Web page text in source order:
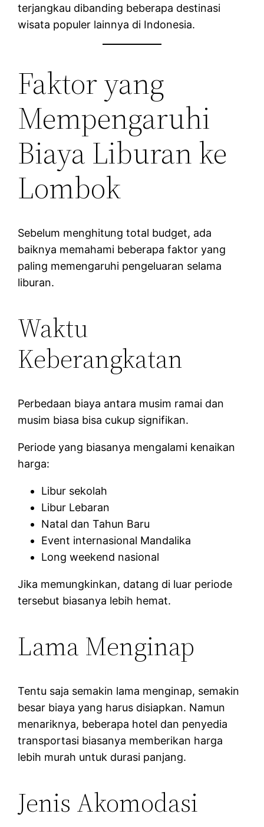
terjangkau dibanding beberapa destinasi
wisata populer lainnya di Indonesia.
Faktor yang
Mempengaruhi
Biaya Liburan ke
Lombok
Sebelum menghitung total budget, ada
baiknya memahami beberapa faktor yang
paling memengaruhi pengeluaran selama
liburan.
Waktu
Keberangkatan
Perbedaan biaya antara musim ramai dan
musim biasa bisa cukup signifikan.
Periode yang biasanya mengalami kenaikan
harga:
Libur sekolah
Libur Lebaran
Natal dan Tahun Baru
Event internasional Mandalika
Long weekend nasional
Jika memungkinkan, datang di luar periode
tersebut biasanya lebih hemat.
Lama Menginap
Tentu saja semakin lama menginap, semakin
besar biaya yang harus disiapkan. Namun
menariknya, beberapa hotel dan penyedia
transportasi biasanya memberikan harga
lebih murah untuk durasi panjang.
Jenis Akomodasi